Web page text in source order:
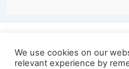
Copyright © 2026
We use cookies on our
relevant experience by